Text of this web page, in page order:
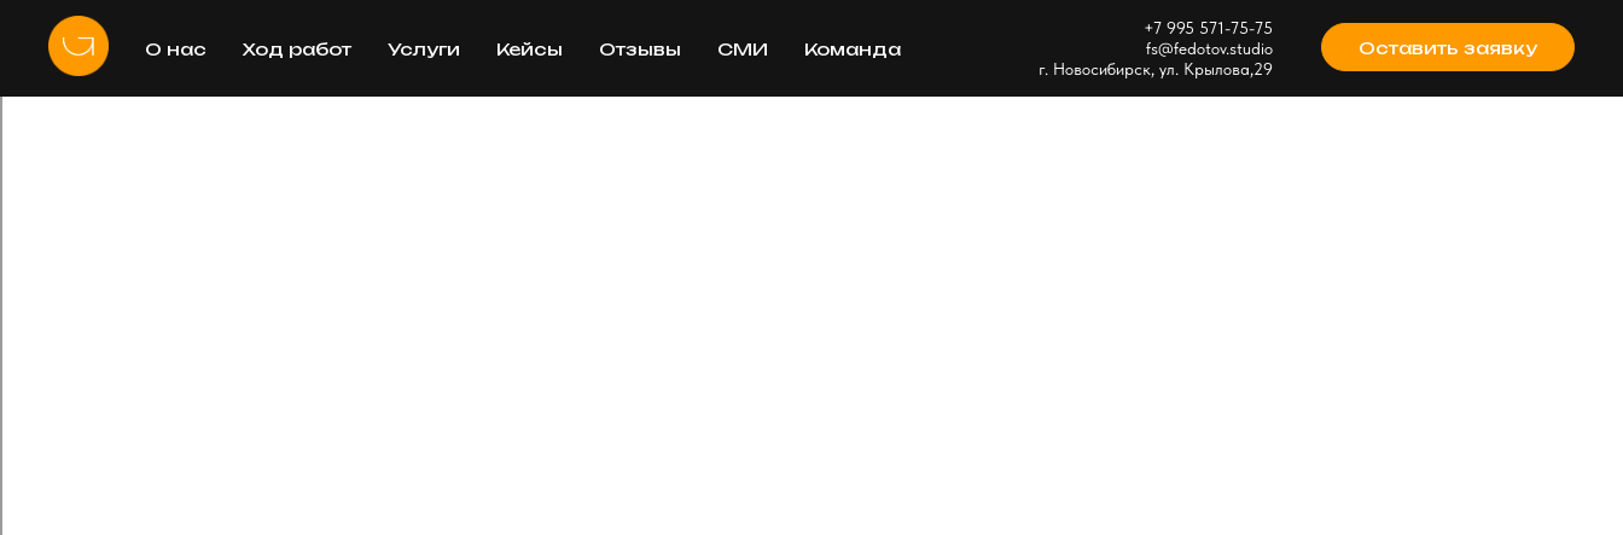
О нас Ход работ Услуги Кейсы Отзывы СМИ Команда
+7 995 571-75-75
fs@fedotov.studio
г. Новосибирск, ул. Крылова,29
Оставить заявку